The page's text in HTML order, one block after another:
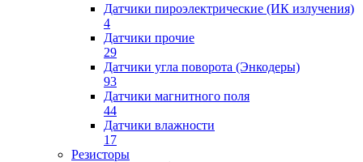
Датчики пироэлектрические (ИК излучения)
4
Датчики прочие
29
Датчики угла поворота (Энкодеры)
93
Датчики магнитного поля
44
Датчики влажности
17
Резисторы